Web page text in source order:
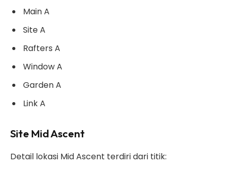
Main A
Site A
Rafters A
Window A
Garden A
Link A
Site Mid Ascent
Detail lokasi Mid Ascent terdiri dari titik: